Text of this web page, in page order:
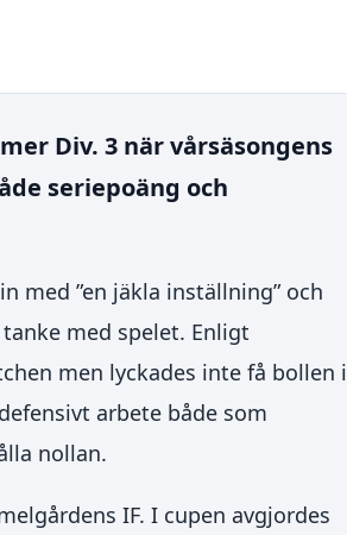
Div. 3 när vårsäsongens
seriepoäng och
med ”en jäkla inställning” och
med spelet. Enligt
men lyckades inte få bollen i
arbete både som
nollan.
IF. I cupen avgjordes